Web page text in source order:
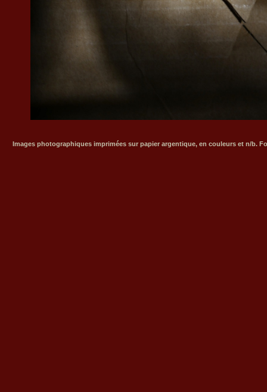
Images photographiques imprimées sur papier argentique, en couleurs et n/b.